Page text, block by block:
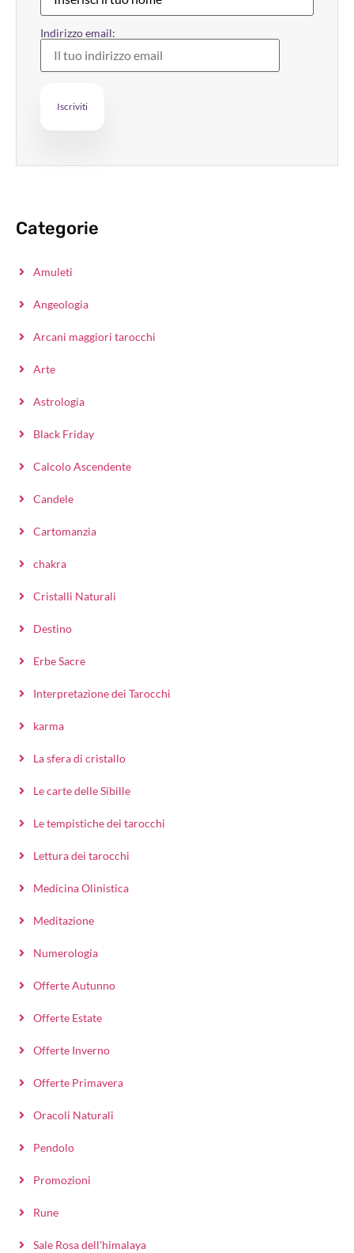
Indirizzo email:
Categorie
Amuleti
Angeologia
Arcani maggiori tarocchi
Arte
Astrologia
Black Friday
Calcolo Ascendente
Candele
Cartomanzia
chakra
Cristalli Naturali
Destino
Erbe Sacre
Interpretazione dei Tarocchi
karma
La sfera di cristallo
Le carte delle Sibille
Le tempistiche dei tarocchi
Lettura dei tarocchi
Medicina Olinistica
Meditazione
Numerologia
Offerte Autunno
Offerte Estate
Offerte Inverno
Offerte Primavera
Oracoli Naturali
Pendolo
Promozioni
Rune
Sale Rosa dell'himalaya